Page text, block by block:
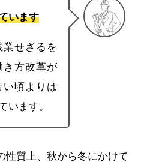
います
せざるを
方改革が
頃よりは
ます。
性質上、秋から冬にかけて